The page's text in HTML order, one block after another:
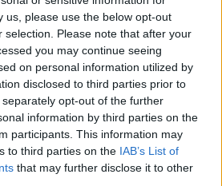
us, please use the below opt-out
selection. Please note that after your
you may continue seeing
on personal information utilized by
disclosed to third parties prior to
opt-out of the further
information by third parties on the
participants. This information may
to third parties on the IAB’s List of
that may further disclose it to other
de la ruta entre Campins
Girona
Gasto
5l/100km
Gasto
7l/100km
Gasto
10l/100km